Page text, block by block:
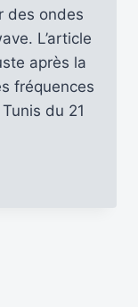
des ondes
L’article
après la
fréquences
du 21